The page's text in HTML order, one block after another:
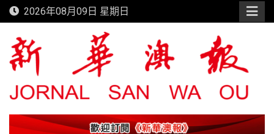
Skip
to
content
2026年08月09日 星期日
新華澳報